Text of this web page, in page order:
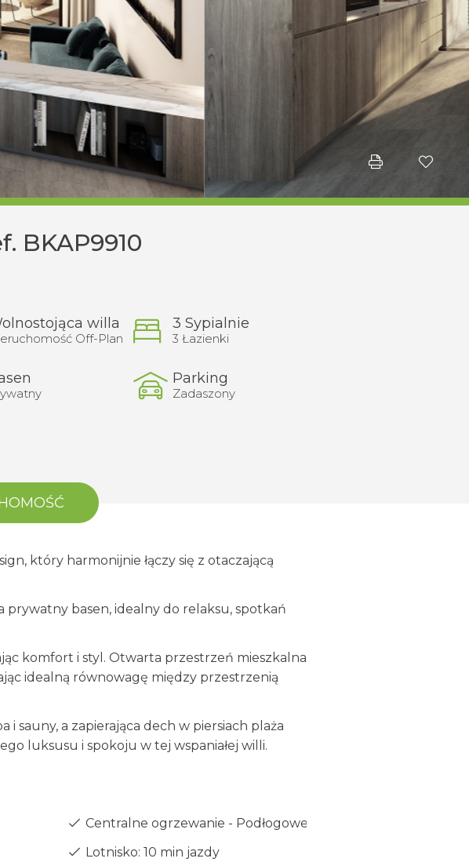
BKAP9910
willa
Off-Plan
3 Sypialnie
3 Łazienki
Parking
Zadaszony
który harmonijnie łączy się z otaczającą
prywatny basen, idealny do relaksu, spotkań
komfort i styl. Otwarta przestrzeń mieszkalna
idealną równowagę między przestrzenią
sauny, a zapierająca dech w piersiach plaża
luksusu i spokoju w tej wspaniałej willi.
Centralne ogrzewanie - Podłogowe
Lotnisko: 10 min jazdy